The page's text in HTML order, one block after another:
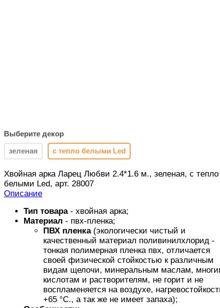
Выберите декор
зеленая с тепло белыми Led
Хвойная арка Ларец Любви 2.4*1.6 м., зеленая, с тепло
белыми Led, арт. 28007
Описание
Тип товара- хвойная арка;
Материал - пвх-пленка;
ПВХ пленка(экологически чистый и
качественный материал поливинилхлорид -
тонкая полимерная пленка пвх, отличается
своей физической стойкостью к различным
видам щелочи, минеральным маслам,
кислотам и растворителям, не горит и не
воспламеняется на воздухе,
+65 °C., а так же не имеет запаха);